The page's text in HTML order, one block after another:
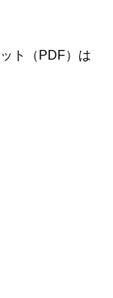
ト（PDF）は